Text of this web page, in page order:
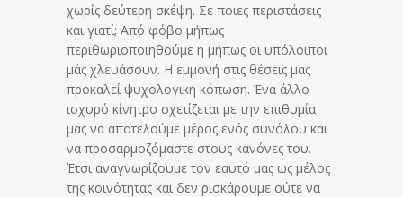
χωρίς δεύτερη σκέψη. Σε ποιες περιστάσεις
και γιατί; Από φόβο μήπως
περιθωριοποιηθούμε ή μήπως οι υπόλοιποι
μάς χλευάσουν. Η εμμονή στις θέσεις μας
προκαλεί ψυχολογική κόπωση. Ένα άλλο
ισχυρό κίνητρο σχετίζεται με την επιθυμία
μας να αποτελούμε μέρος ενός συνόλου και
να προσαρμοζόμαστε στους κανόνες του.
Έτσι αναγνωρίζουμε τον εαυτό μας ως μέλος
της κοινότητας και δεν ρισκάρουμε ούτε να